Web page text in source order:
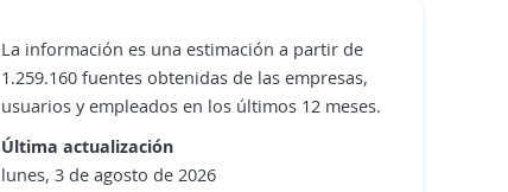
La información es una estimación a partir de
1.259.160 fuentes obtenidas de las empresas,
usuarios y empleados en los últimos 12 meses.
Última actualización
lunes, 3 de agosto de 2026